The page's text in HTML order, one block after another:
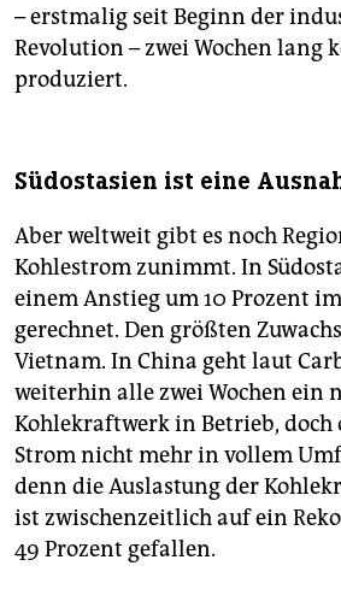
– erstmalig seit Beginn der
Revolution – zwei Wochen lang
produziert.
Südostasien ist eine
Aber weltweit gibt es noch
Kohlestrom zunimmt. In
einem Anstieg um 10 Prozent
gerechnet. Den größten
Vietnam. In China geht laut
weiterhin alle zwei Wochen ein
Kohlekraftwerk in Betrieb,
Strom nicht mehr in vollem
denn die Auslastung der
ist zwischenzeitlich auf ein
49 Prozent gefallen.